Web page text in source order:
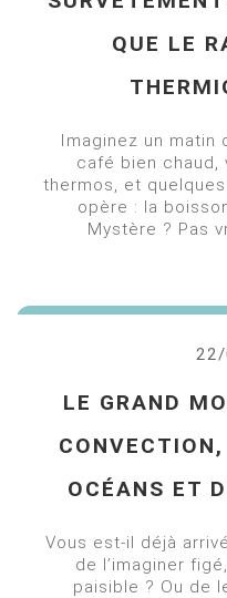
QUE LE
Imaginez un matin
café bien chaud,
thermos, et
opère : la
Mystère ? Pas
LE GRAND
OCÉANS ET
Vous est-il déjà
de l’imaginer
paisible ? Ou de